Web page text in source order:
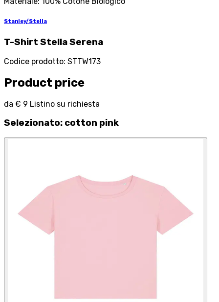
Stanley/Stella
T-Shirt Stella Serena
Codice prodotto: STTW173
Product price
da € 9 Listino su richiesta
Selezionato: cotton pink